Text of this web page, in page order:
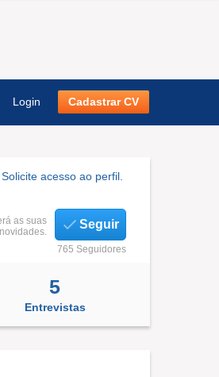
Login Cadastrar CV
acesso ao perfil.
as suas
Seguir
765 Seguidores
5
Entrevistas